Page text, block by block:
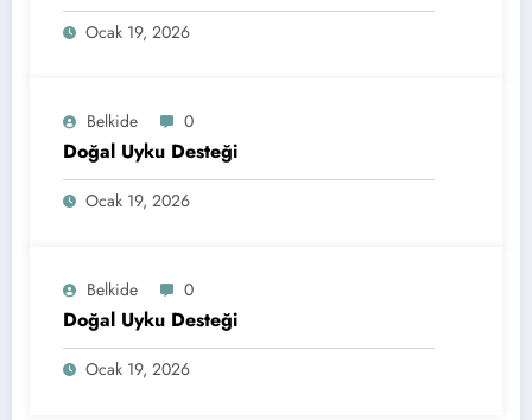
Ocak 19, 2026
Belkide 0
Doğal Uyku Desteği
Ocak 19, 2026
Belkide 0
Doğal Uyku Desteği
Ocak 19, 2026